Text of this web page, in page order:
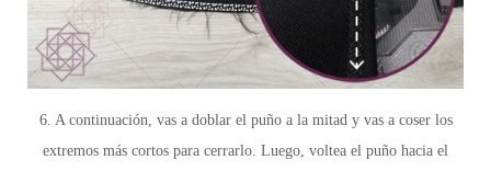
6. A continuación, vas a doblar el puño a la mitad y vas a coser los
extremos más cortos para cerrarlo. Luego, voltea el puño hacia el